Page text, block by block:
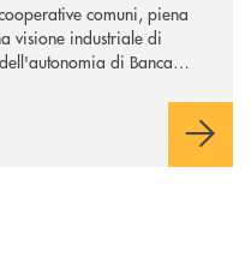
comuni, piena
visione industriale di
di Banca
dell’operazione.